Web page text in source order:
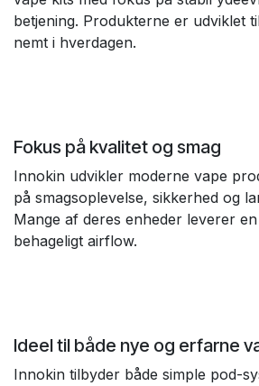
betjening. Produkterne er udviklet
nemt i hverdagen.
Fokus på kvalitet og smag
Innokin udvikler moderne vape
på smagsoplevelse, sikkerhed og
Mange af deres enheder leverer
behageligt airflow.
Ideel til både nye og erfarne
Innokin tilbyder både simple pod-